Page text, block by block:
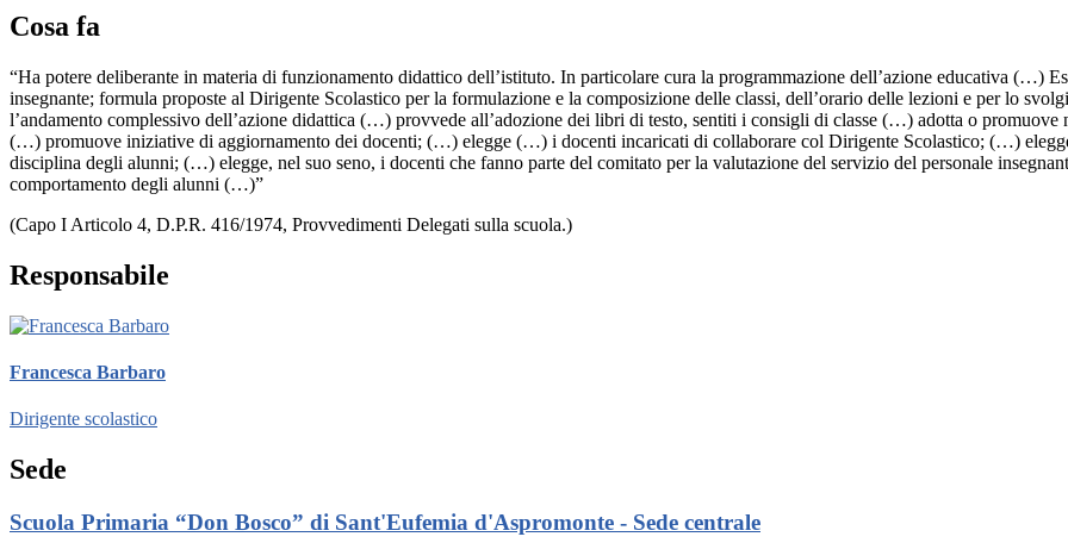
Cosa fa
“Ha potere deliberante in materia di funzionamento didattico dell’istituto. In particolare cura la programmazione dell’azione educativa (…)
insegnante; formula proposte al Dirigente Scolastico per la formulazione e la composizione delle classi, dell’orario delle lezioni e per lo
l’andamento complessivo dell’azione didattica (…) provvede all’adozione dei libri di testo, sentiti i consigli di classe (…) adotta o
(…) promuove iniziative di aggiornamento dei docenti; (…) elegge (…) i docenti incaricati di collaborare col Dirigente Scolastico; (…)
disciplina degli alunni; (…) elegge, nel suo seno, i docenti che fanno parte del comitato per la valutazione del servizio del personale
comportamento degli alunni (…)”
(Capo I Articolo 4, D.P.R. 416/1974, Provvedimenti Delegati sulla scuola.)
Responsabile
Francesca Barbaro
Dirigente scolastico
Sede
Scuola Primaria “Don Bosco” di Sant'Eufemia d'Aspromonte - Sede centrale